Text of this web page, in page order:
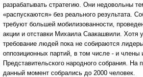
разрабатывать стратегию. Они недовольны
«распускаются» без реального результата.
требуют большей мобилизованности,
акции и отставки Михаила Саакашвили. Хотя
требование людей пока не собираются
оппозиционных партий, в том числе - и члены
Представительского народного собрания. На
данный момент собрались до 2000 человек.